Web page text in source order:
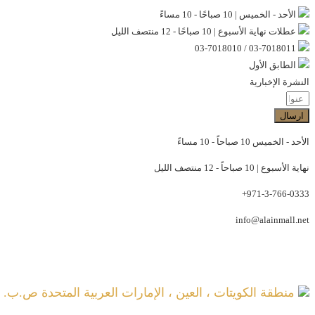
الأحد - الخميس | 10 صباحًا - 10 مساءً
عطلات نهاية الأسبوع | 10 صباحًا - 12 منتصف الليل
الطابق الأول
النشرة الإخبارية
ارسال
الأحد - الخميس 10 صباحاً - 10 مساءً
نهاية الأسبوع | 10 صباحاً - 12 منتصف الليل
971-3-766-0333+
info@alainmall.net
منطقة الكويتات ، العين ، الإمارات العربية المتحدة ص.ب. -